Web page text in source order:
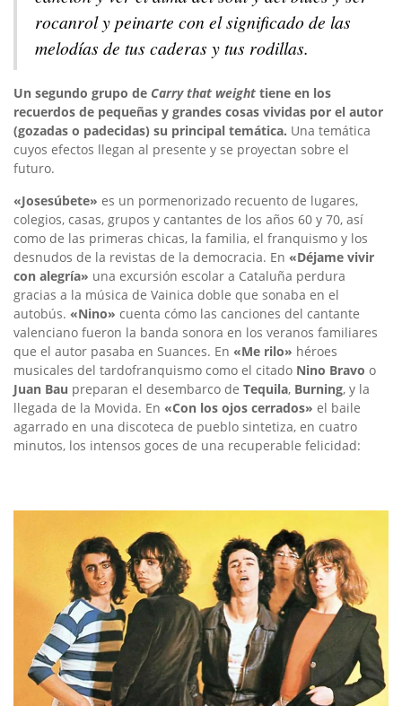
rocanrol y peinarte con el significado de las
melodías de tus caderas y tus rodillas.
Un segundo grupo de Carry that weight tiene en los
recuerdos de pequeñas y grandes cosas vividas por el autor
(gozadas o padecidas) su principal temática. Una temática
cuyos efectos llegan al presente y se proyectan sobre el
futuro.
«Josesúbete» es un pormenorizado recuento de lugares,
colegios, casas, grupos y cantantes de los años 60 y 70, así
como de las primeras chicas, la familia, el franquismo y los
desnudos de la revistas de la democracia. En «Déjame vivir
con alegría» una excursión escolar a Cataluña perdura
gracias a la música de Vainica doble que sonaba en el
autobús. «Nino» cuenta cómo las canciones del cantante
valenciano fueron la banda sonora en los veranos familiares
que el autor pasaba en Suances. En «Me rilo» héroes
musicales del tardofranquismo como el citado Nino Bravo o
Juan Bau preparan el desembarco de Tequila, Burning, y la
llegada de la Movida. En «Con los ojos cerrados» el baile
agarrado en una discoteca de pueblo sintetiza, en cuatro
minutos, los intensos goces de una recuperable felicidad: